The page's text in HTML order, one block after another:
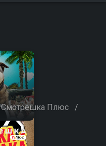
Смотрёшка Плюс /